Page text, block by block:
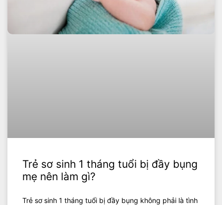
Trẻ sơ sinh 1 tháng tuổi bị đầy bụng
mẹ nên làm gì?
Trẻ sơ sinh 1 tháng tuổi bị đầy bụng không phải là tình